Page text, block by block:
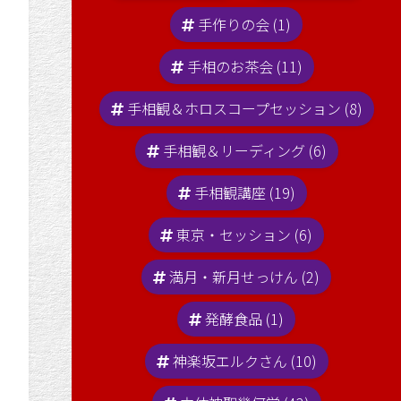
手作りの会 (1)
手相のお茶会 (11)
手相観＆ホロスコープセッション (8)
手相観＆リーディング (6)
手相観講座 (19)
東京・セッション (6)
満月・新月せっけん (2)
発酵食品 (1)
神楽坂エルクさん (10)